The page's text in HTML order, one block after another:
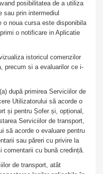
posibilitatea de a utiliza
prin intermediul
noua cursa este disponibila
o notificare in Aplicatie
istoricul comenzilor
precum si a evaluarilor ce i-
după primirea Serviciilor de
Utilizatorului să acorde o
și pentru Șofer și, opțional,
Serviciilor de transport,
să acorde o evaluare pentru
sau păreri cu privire la
comentarii cu bună credință.
de transport, atât